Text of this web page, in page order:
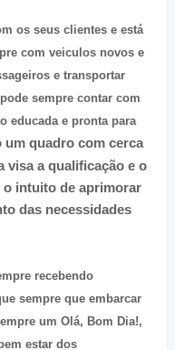
os seus clientes e está
com veiculos novos e
e transportar
sempre contar com
educada e pronta para
um quadro com cerca
visa a qualificação e o
o intuito de aprimorar
das necessidades
recebendo
sempre que embarcar
um Olá, Bom Dia!,
estar dos